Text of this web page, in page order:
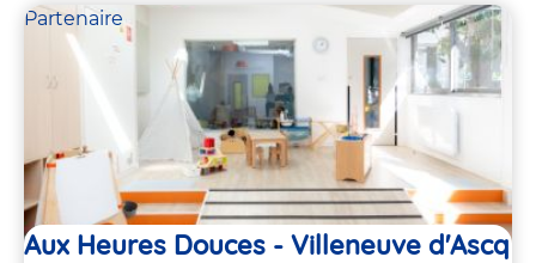
Partenaire
Aux Heures Douces - Villeneuve d'Ascq